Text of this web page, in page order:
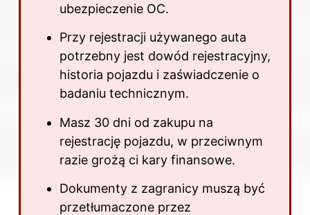
ubezpieczenie OC.
Przy rejestracji używanego auta
potrzebny jest dowód rejestracyjny,
historia pojazdu i zaświadczenie o
badaniu technicznym.
Masz 30 dni od zakupu na
rejestrację pojazdu, w przeciwnym
razie grożą ci kary finansowe.
Dokumenty z zagranicy muszą być
przetłumaczone przez